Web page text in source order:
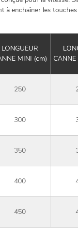
enchaîner les
LONGUEUR
MINI (cm)
250
300
350
400
450